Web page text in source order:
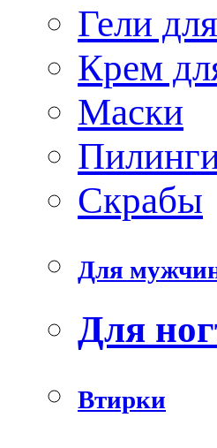
Гели
Крем
Маски
Скрабы
Для
Для
Втирки